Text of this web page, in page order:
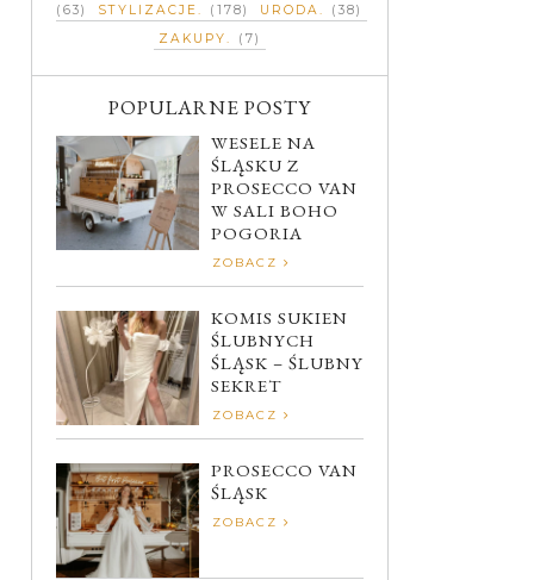
(63)
STYLIZACJE (178) URODA
(38)
ZAKUPY
(7)
POPULARNE POSTY
WESELE NA
ŚLĄSKU Z
PROSECCO VAN
W SALI BOHO
POGORIA
ZOBACZ
KOMIS SUKIEN
ŚLUBNYCH
ŚLĄSK – ŚLUBNY
SEKRET
ZOBACZ
PROSECCO VAN
ŚLĄSK
ZOBACZ